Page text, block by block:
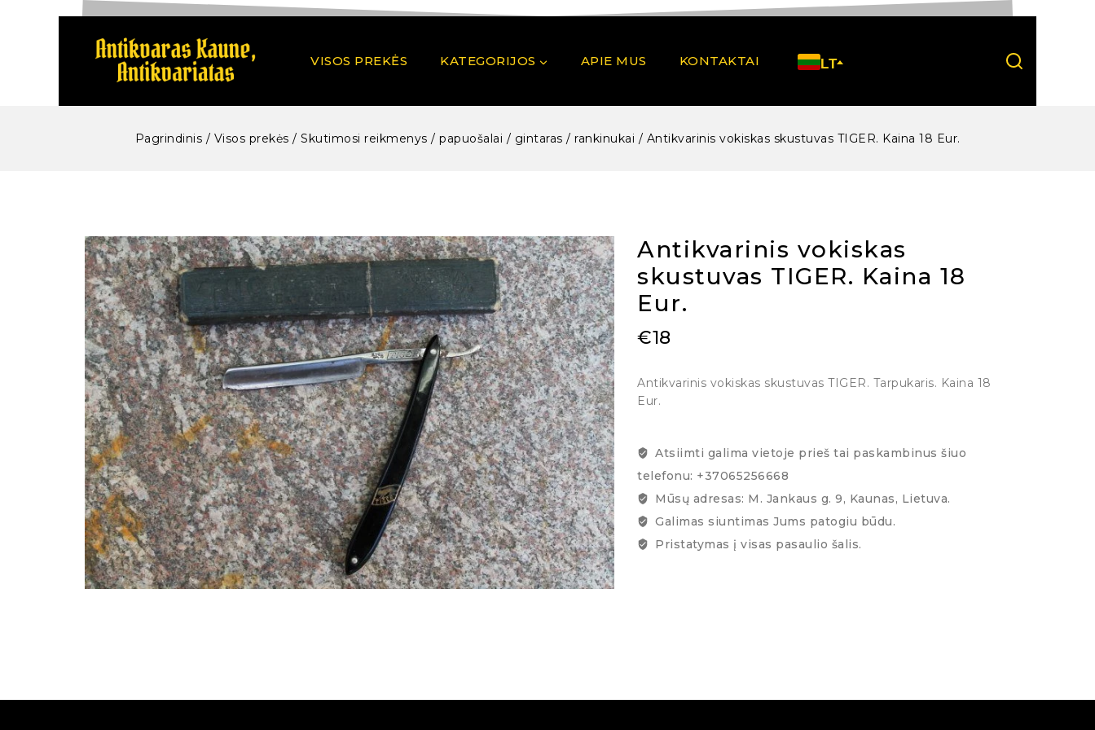
VISOS PREKĖS KATEGORIJOS APIE MUS KONTAKTAI LT
Pagrindinis / Visos prekės / Skutimosi reikmenys / papuošalai / gintaras / rankinukai / Antikvarinis vokiskas skustuvas TIGER. Kaina 18 Eur.
Antikvarinis vokiskas
skustuvas TIGER. Kaina 18
Eur.
€18
Antikvarinis vokiskas skustuvas TIGER. Tarpukaris. Kaina 18
Eur.
Atsiimti galima vietoje prieš tai paskambinus šiuo
telefonu: +37065256668
Mūsų adresas: M. Jankaus g. 9, Kaunas, Lietuva.
Galimas siuntimas Jums patogiu būdu.
Pristatymas į visas pasaulio šalis.